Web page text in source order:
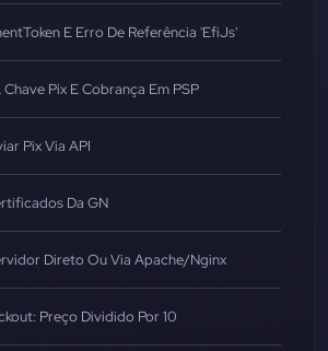
E Erro De Referência 'EfiJs'
Pix E Cobrança Em PSP
Pix Via API
Da GN
Direto Ou Via Apache/Nginx
Preço Dividido Por 10